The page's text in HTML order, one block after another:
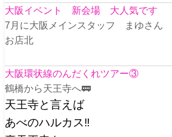
大阪イベント 新会場 大人気です
7月に大阪メインスタッフ まゆさん
お店北
大阪環状線のんだくれツアー③
鶴橋から天王寺へ🚃
天王寺と言えば
あべのハルカス‼️